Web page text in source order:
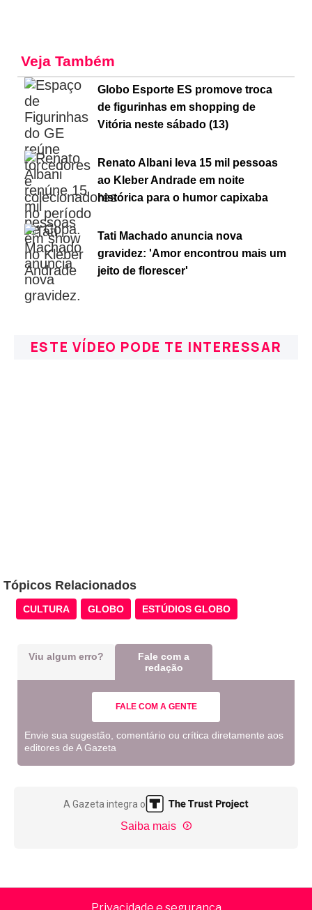
Veja Também
Globo Esporte ES promove troca
de figurinhas em shopping de
Vitória neste sábado (13)
Renato Albani leva 15 mil pessoas
ao Kleber Andrade em noite
histórica para o humor capixaba
Tati Machado anuncia nova
gravidez: 'Amor encontrou mais um
jeito de florescer'
ESTE VÍDEO PODE TE INTERESSAR
Tópicos Relacionados
CULTURA GLOBO ESTÚDIOS GLOBO
Viu algum erro?
Fale com a
redação
FALE COM A GENTE
Envie sua sugestão, comentário ou crítica diretamente aos
editores de A Gazeta
A Gazeta integra o
Saiba mais